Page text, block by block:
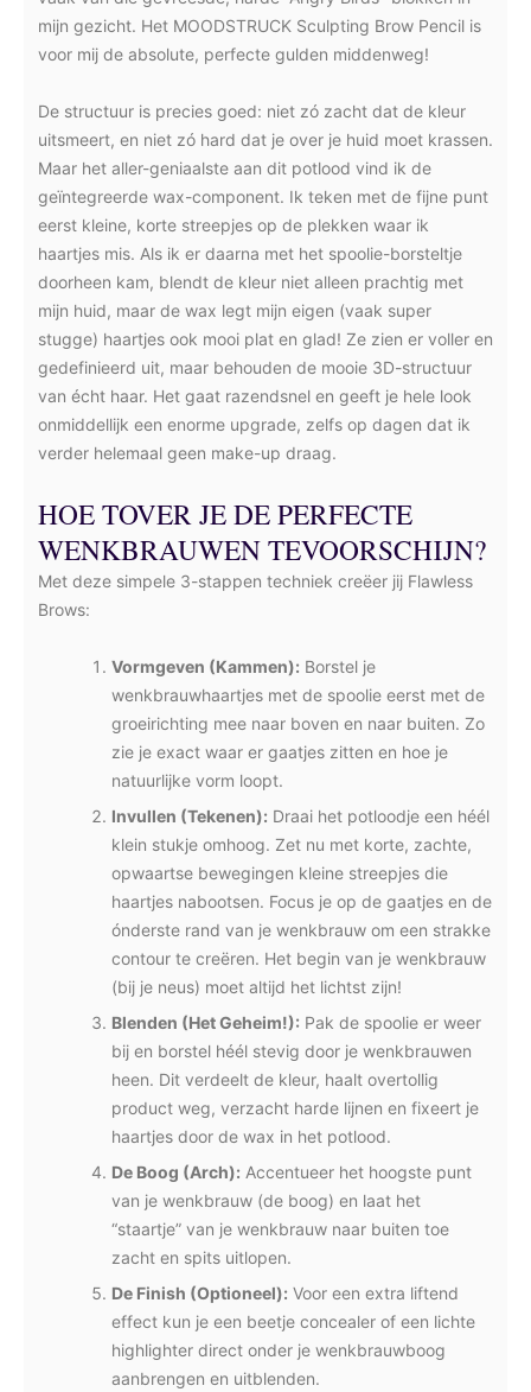
mijn gezicht. Het MOODSTRUCK Sculpting Brow Pencil is
voor mij de absolute, perfecte gulden middenweg!
De structuur is precies goed: niet zó zacht dat de kleur
uitsmeert, en niet zó hard dat je over je huid moet krassen.
Maar het aller-geniaalste aan dit potlood vind ik de
geïntegreerde wax-component. Ik teken met de fijne punt
eerst kleine, korte streepjes op de plekken waar ik
haartjes mis. Als ik er daarna met het spoolie-borsteltje
doorheen kam, blendt de kleur niet alleen prachtig met
mijn huid, maar de wax legt mijn eigen (vaak super
stugge) haartjes ook mooi plat en glad! Ze zien er voller en
gedefinieerd uit, maar behouden de mooie 3D-structuur
van écht haar. Het gaat razendsnel en geeft je hele look
onmiddellijk een enorme upgrade, zelfs op dagen dat ik
verder helemaal geen make-up draag.
HOE TOVER JE DE PERFECTE
WENKBRAUWEN TEVOORSCHIJN?
Met deze simpele 3-stappen techniek creëer jij Flawless
Brows:
Vormgeven (Kammen): Borstel je
wenkbrauwhaartjes met de spoolie eerst met de
groeirichting mee naar boven en naar buiten. Zo
zie je exact waar er gaatjes zitten en hoe je
natuurlijke vorm loopt.
Invullen (Tekenen): Draai het potloodje een héél
klein stukje omhoog. Zet nu met korte, zachte,
opwaartse bewegingen kleine streepjes die
haartjes nabootsen. Focus je op de gaatjes en de
ónderste rand van je wenkbrauw om een strakke
contour te creëren. Het begin van je wenkbrauw
(bij je neus) moet altijd het lichtst zijn!
Blenden (Het Geheim!): Pak de spoolie er weer
bij en borstel héél stevig door je wenkbrauwen
heen. Dit verdeelt de kleur, haalt overtollig
product weg, verzacht harde lijnen en fixeert je
haartjes door de wax in het potlood.
De Boog (Arch): Accentueer het hoogste punt
van je wenkbrauw (de boog) en laat het
“staartje” van je wenkbrauw naar buiten toe
zacht en spits uitlopen.
De Finish (Optioneel): Voor een extra liftend
effect kun je een beetje concealer of een lichte
highlighter direct onder je wenkbrauwboog
aanbrengen en uitblenden.